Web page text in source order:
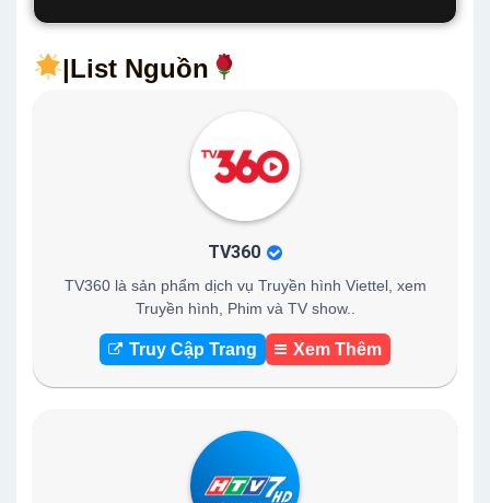
|List Nguồn
TV360
TV360 là sản phẩm dịch vụ Truyền hình Viettel, xem
Truyền hình, Phim và TV show..
Truy Cập Trang Xem Thêm